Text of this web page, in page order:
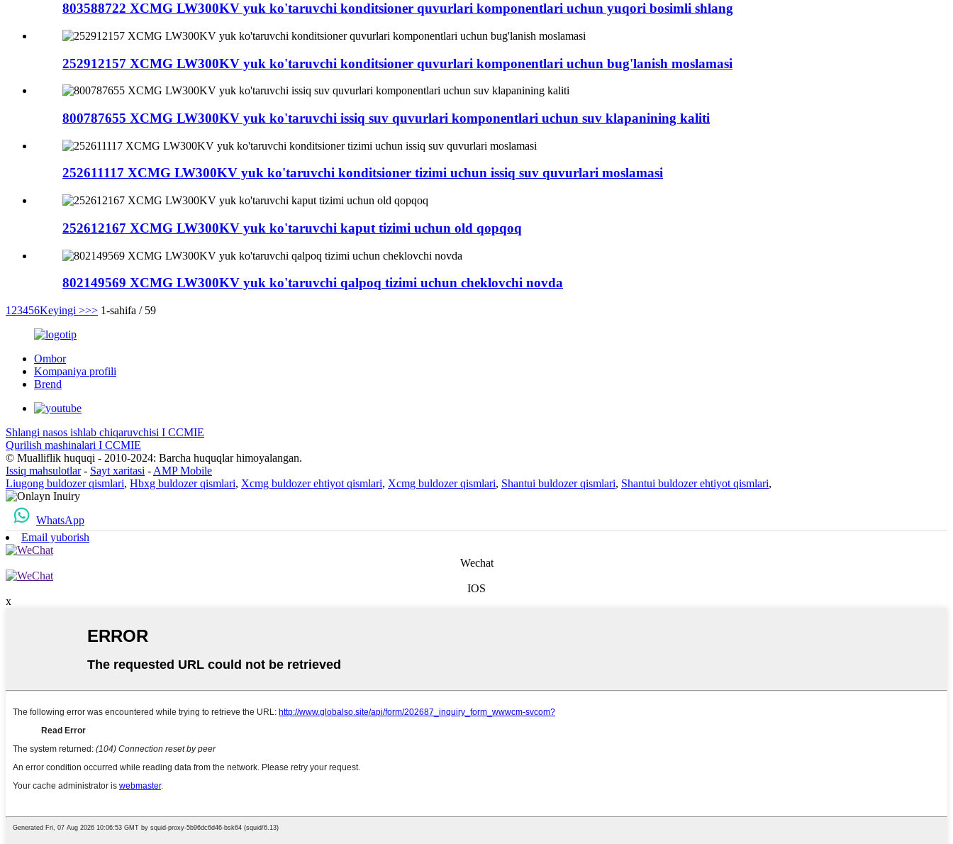
803588722 XCMG LW300KV yuk ko'taruvchi konditsioner quvurlari komponentlari uchun yuqori bosimli shlang
252912157 XCMG LW300KV yuk ko'taruvchi konditsioner quvurlari komponentlari uchun bug'lanish moslamasi
800787655 XCMG LW300KV yuk ko'taruvchi issiq suv quvurlari komponentlari uchun suv klapanining kaliti
252611117 XCMG LW300KV yuk ko'taruvchi konditsioner tizimi uchun issiq suv quvurlari moslamasi
252612167 XCMG LW300KV yuk ko'taruvchi kaput tizimi uchun old qopqoq
802149569 XCMG LW300KV yuk ko'taruvchi qalpoq tizimi uchun cheklovchi novda
1 23456Keyingi >>> 1-sahifa / 59
Ombor
Kompaniya profili
Brend
Shlangi nasos ishlab chiqaruvchisi I CCMIE
Qurilish mashinalari I CCMIE
© Mualliflik huquqi - 2010-2024: Barcha huquqlar himoyalangan.
Issiq mahsulotlar- Sayt xaritasi - AMP Mobile
Liugong buldozer qismlari, Hbxg buldozer qismlari, Xcmg buldozer ehtiyot qismlari, Xcmg buldozer qismlari, Shantui buldozer qismlari, Shantui buldozer ehtiyot qismlari,
WhatsApp
Email yuborish
Wechat
IOS
x